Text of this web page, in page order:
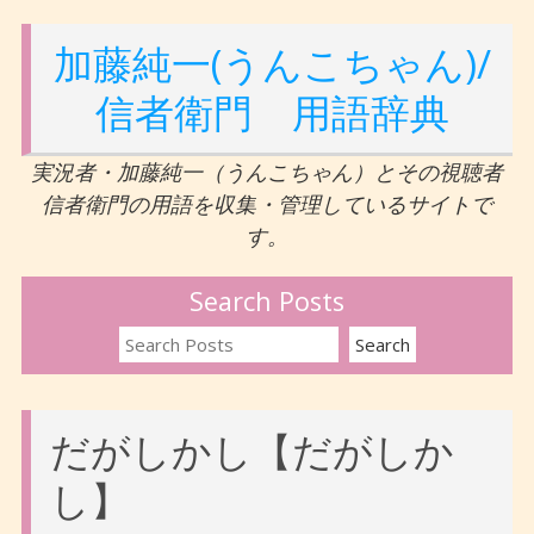
加藤純一(うんこちゃん)/
信者衛門 用語辞典
実況者・加藤純一（うんこちゃん）とその視聴者
信者衛門の用語を収集・管理しているサイトで
す。
Search Posts
だがしかし【だがしか
し】